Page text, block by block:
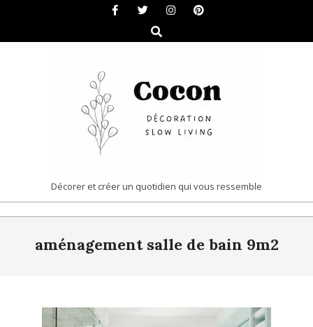
content
Search
COCON
|
DÉCORATION
LIVING
Décorer et créer un quotidien qui vous ressemble
Navigationaménagement salle de bain 9m2